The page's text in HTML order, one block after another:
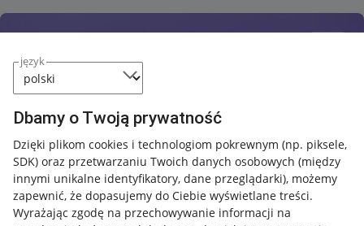
język
Dbamy o Twoją prywatność
Dzięki plikom cookies i technologiom pokrewnym (np. piksele,
SDK) oraz przetwarzaniu Twoich danych osobowych (między
innymi unikalne identyfikatory, dane przeglądarki), możemy
zapewnić, że dopasujemy do Ciebie wyświetlane treści.
Wyrażając zgodę na przechowywanie informacji na